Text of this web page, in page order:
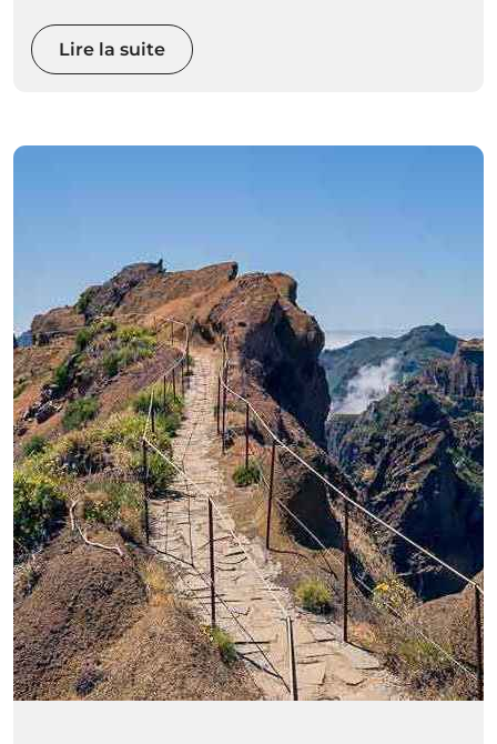
Less crowded than some of Madeira’s famous
levada trails, this walk offers a perfect
walker or a passionate hiker, Levada do Alecrim
Lire la suite